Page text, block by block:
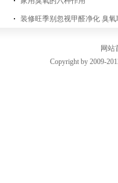
装修旺季别忽视甲醛净化 臭
网站
Copyright by 2009-